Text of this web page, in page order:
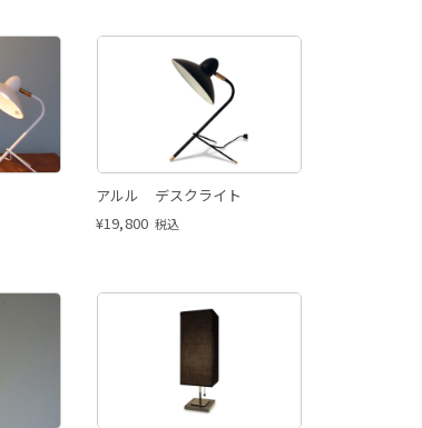
アルル デスクライト
¥19,800 税込